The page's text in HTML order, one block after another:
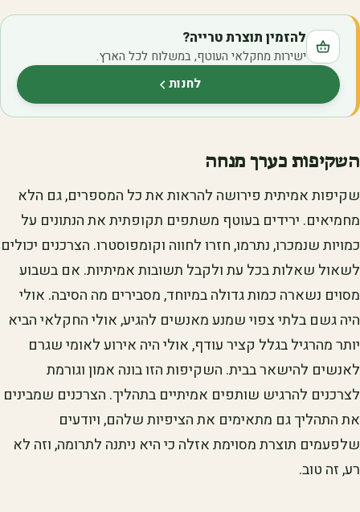
להזמין תוצרת טרייה?
ישירות מחקלאי העוטף, במשלוח לכל הארץ.
לחנות(נפתח בלשונית חדשה)
השקיפות כערך מנחה
שקיפות אמיתית פירושה להראות את כל המספרים, גם הלא
מחמיאים. ירידים בעוטף משתפים תקופתית את הנתונים על
כמויות שנמכרו, נתרמו, חזרו לחווה וקומפוסטרו. הצרכנים יכולים
לשאול שאלות בכל עת ולקבל תשובות אמיתיות. אם בשבוע
מסוים נשארה כמות גדולה במיוחד, מסבירים מה הסיבה. אולי
היה גשם בלתי צפוי שמנע מאנשים להגיע, אולי החקלאי הביא
יותר מהרגיל בגלל קציר עודף, אולי היה אירוע לאומי שגרם
לאנשים להישאר בבית. השקיפות הזו בונה אמון וגורמת
לצרכנים להרגיש שותפים אמיתיים בתהליך. הצרכנים שמבינים
את התהליך גם מתאימים את הציפיות שלהם, ויודעים
שלפעמים תוצרת מסוימת אזלה כי היא ניתנה לתרומה, וזה לא
רע, זה טוב.